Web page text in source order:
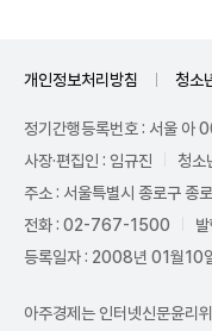
개인정보처리방침 청소
정기간행등록번호 : 서울 아
사장·편집인 : 임규진
청소
주소 : 서울특별시 종로구
전화 : 02-767-1500
등록일자 : 2008년 01월10
아주경제는 인터넷신문윤리